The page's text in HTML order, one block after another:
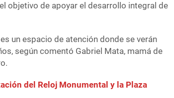
objetivo de apoyar el desarrollo integral de
un espacio de atención donde se verán
según comentó Gabriel Mata, mamá de
del Reloj Monumental y la Plaza